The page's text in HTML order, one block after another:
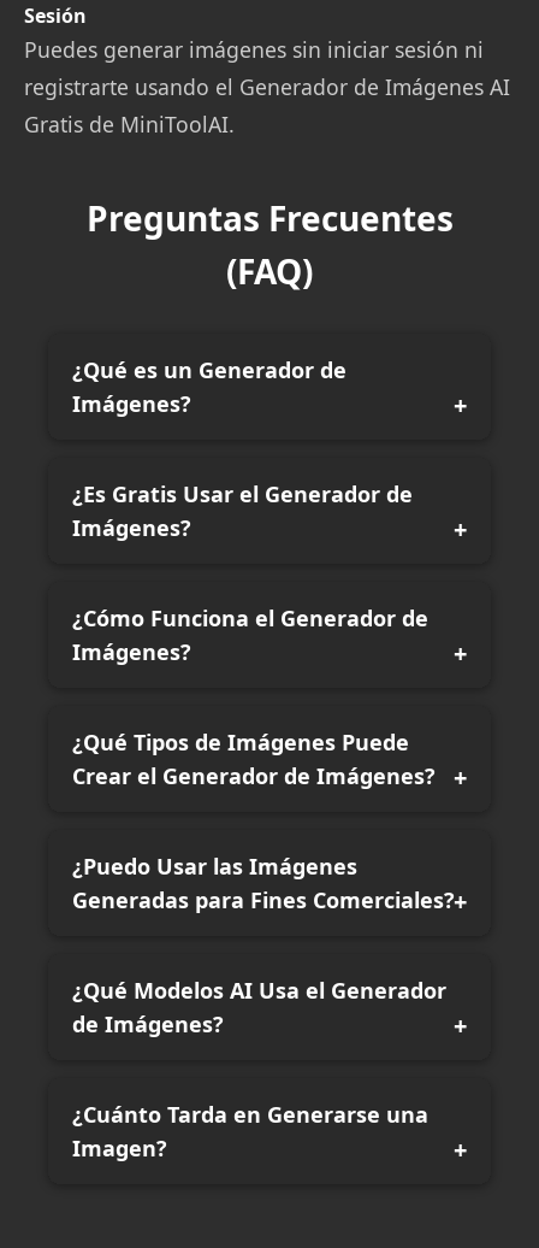
Sesión
Puedes generar imágenes sin iniciar sesión ni
registrarte usando el Generador de Imágenes AI
Gratis de MiniToolAI.
Preguntas Frecuentes
(FAQ)
¿Qué es un Generador de
Imágenes?
¿Es Gratis Usar el Generador de
Imágenes?
¿Cómo Funciona el Generador de
Imágenes?
¿Qué Tipos de Imágenes Puede
Crear el Generador de Imágenes?
¿Puedo Usar las Imágenes
Generadas para Fines Comerciales?
¿Qué Modelos AI Usa el Generador
de Imágenes?
¿Cuánto Tarda en Generarse una
Imagen?